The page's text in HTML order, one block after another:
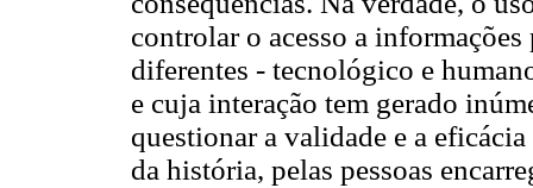
controlar o acesso a
diferentes - tecnológico e
e cuja interação tem gerado
questionar a validade e a
da história, pelas pessoas